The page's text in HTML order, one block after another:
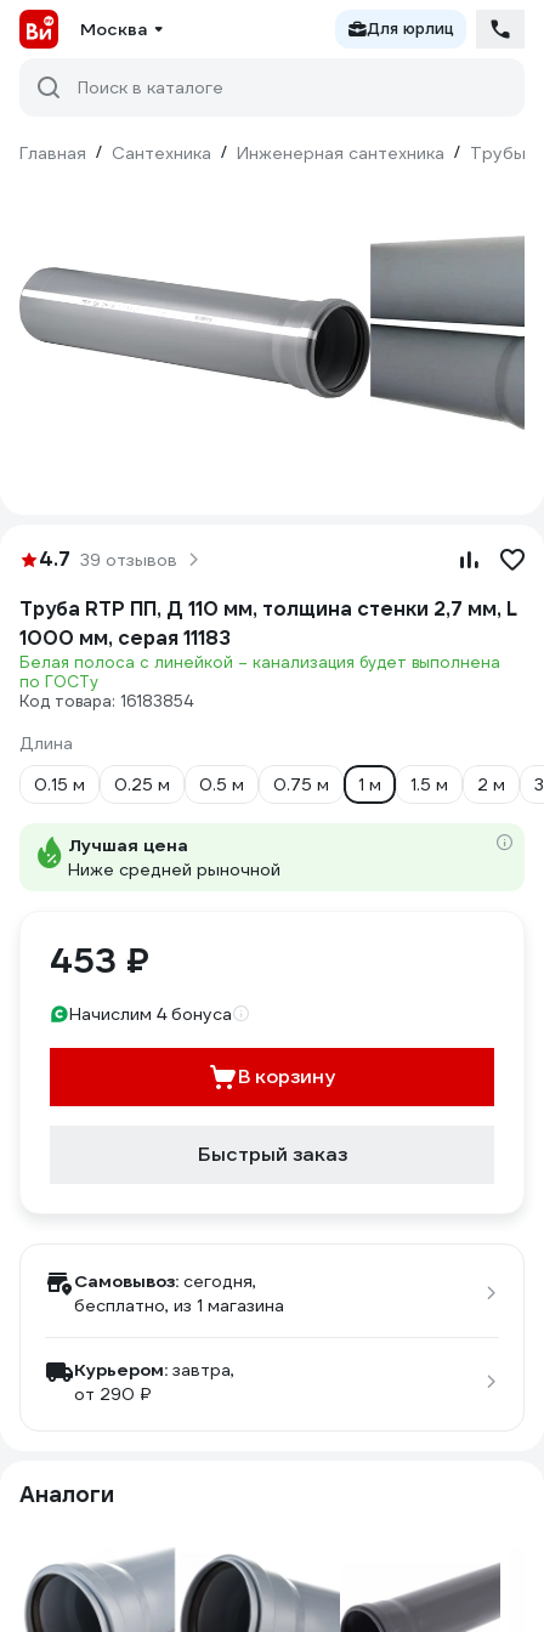
Москва Для юрлиц
Поиск в каталоге
Главная / Сантехника / Инженерная сантехника / Трубы
4.7 39 отзывов
Труба RTP ПП, Д 110 мм, толщина стенки 2,7 мм, L
1000 мм, серая 11183
Белая полоса с линейкой – канализация будет выполнена
по ГОСТу
Код товара: 16183854
Длина
0.15 м
0.25 м 0.5 м 0.75 м 1 м 1.5 м 2 м
Лучшая цена
Ниже средней рыночной
453 ₽
Начислим 4 бонуса
В корзину
Быстрый заказ
Самовывоз: сегодня,
бесплатно, из 1 магазина
Курьером: завтра,
от 290 ₽
Аналоги